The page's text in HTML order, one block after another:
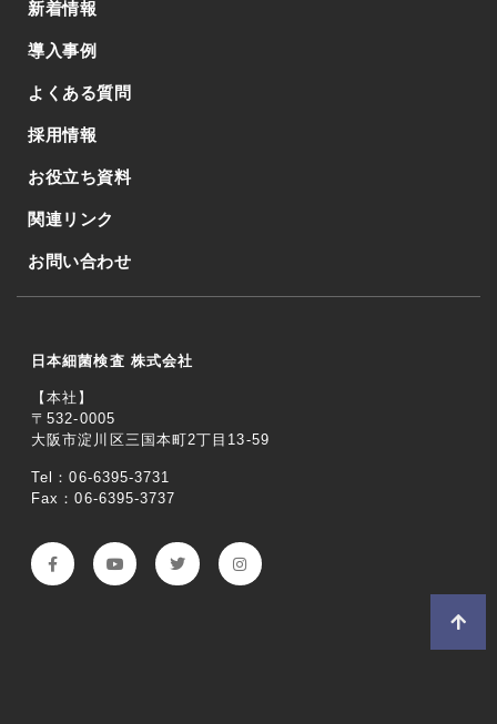
新着情報
導入事例
よくある質問
採用情報
お役立ち資料
関連リンク
お問い合わせ
日本細菌検査 株式会社
【本社】
〒532-0005
大阪市淀川区三国本町2丁目13-59
Tel：06-6395-3731
Fax：06-6395-3737